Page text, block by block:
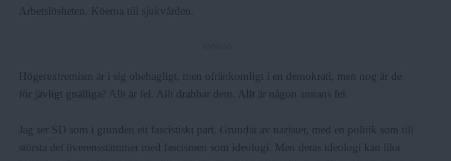
o
l
m
s
Arbetslösheten. Köerna till sjukvården.
Högerextremism är i sig obehagligt, men ofrånkomligt i en demokrati, men nog är de
för jävligt gnälliga? Allt är fel. Allt drabbar dem. Allt är någon annans fel.
Jag ser SD som i grunden ett fascistiskt part. Grundat av nazister, med en politik som till
största del överensstämmer med fascismen som ideologi. Men deras ideologi kan lika